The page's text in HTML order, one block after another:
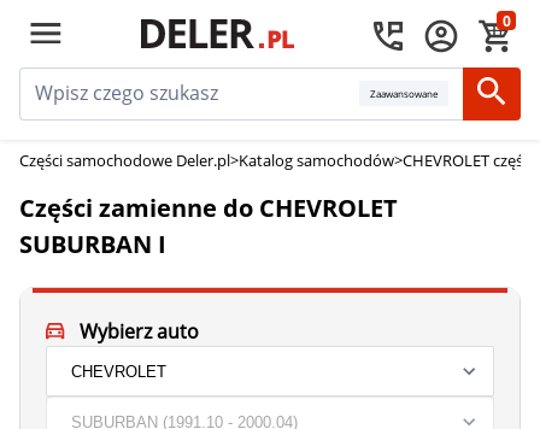
0
Zaawansowane
Części samochodowe Deler.pl>Katalog samochodów>CHEVROLET
Części zamienne do CHEVROLET
SUBURBAN I
Wybierz auto